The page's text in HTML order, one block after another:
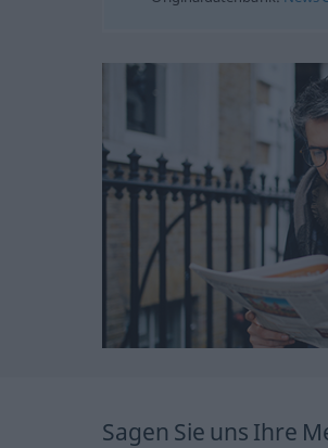
Sagen Sie uns Ihre